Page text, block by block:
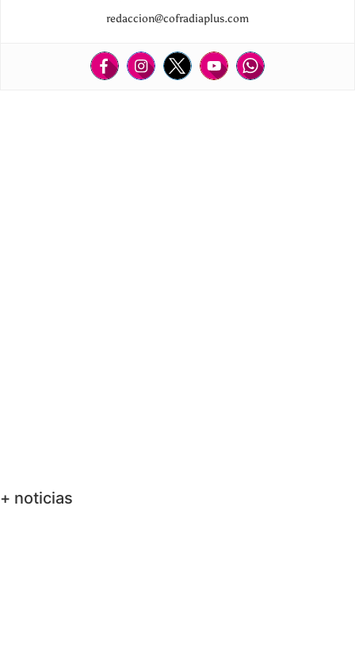
redaccion@cofradiaplus.com
+ noticias